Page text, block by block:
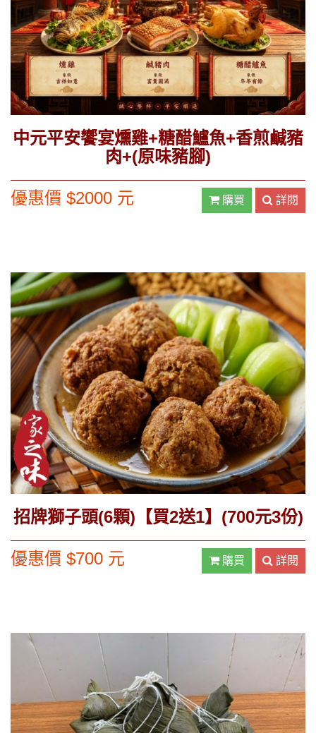
中元平安饗宴燻雞+糖醋鱸魚+香煎鹹豬
肉+(原味豬腳)
優惠價 $2000 元 詳閱
購買
招牌獅子頭(6顆)【買2送1】(700元3份)
優惠價 $700 元 詳閱
購買